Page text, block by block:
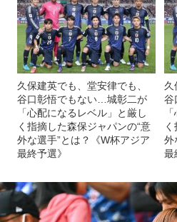
久保建英でも、堂安律でも、
谷口彰悟でもない…城彰二が
「心配になるレベル」と厳し
く指摘した森保ジャパンの“意
外な選手”とは？《W杯アジア
最終予選》
久
谷
外
最